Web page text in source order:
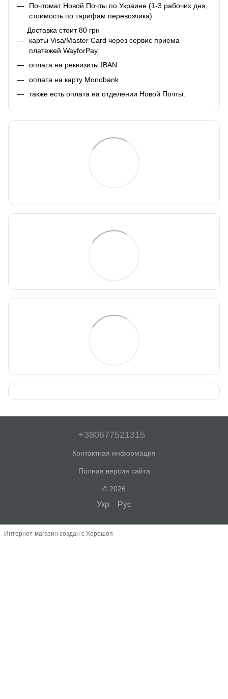
Почтомат Новой Почты по Украине (1-3 рабочих дня,
стоимость по тарифам перевозчика)
Доставка стоит 80 грн
карты Visa/Master Card через сервис приема
платежей WayforPay.
оплата на реквизиты IBAN
оплата на карту Monobank
также есть оплата на отделении Новой Почты.
+380677521315
Контактная информация
Полная версия сайта
© 2026
Укр Рус
Интернет-магазин создан с Хорошоп